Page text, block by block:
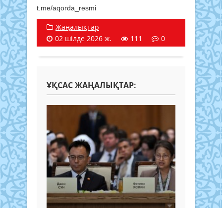
t.me/aqorda_resmi
Жаңалықтар
02 шілде 2026 ж.
111 0
ҰҚСАС ЖАҢАЛЫҚТАР: